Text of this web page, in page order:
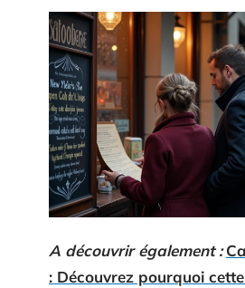
A découvrir également :
: Découvrez pourquoi